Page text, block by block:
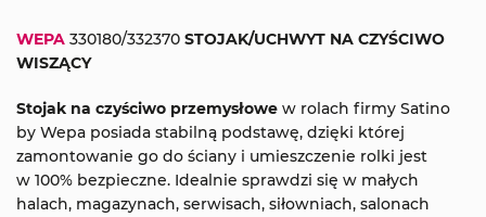
WEPA 330180/332370 STOJAK/UCHWYT NA CZYŚCIWO
WISZĄCY
Stojak na czyściwo przemysłowe w rolach firmy Satino
by Wepa posiada stabilną podstawę, dzięki której
zamontowanie go do ściany i umieszczenie rolki jest
w 100% bezpieczne. Idealnie sprawdzi się w małych
halach, magazynach, serwisach, siłowniach, salonach